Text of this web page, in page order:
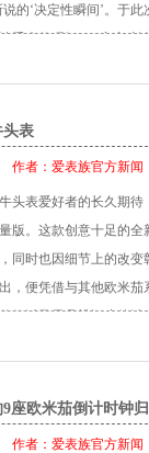
米茄展馆 欧米茄展馆
列主题活动，包括制
米茄成为史上首个被
作。与奥运会的不解
技术。如今在2014年
今在2014年索契冬奥
的‘决定性瞬间’。于
重来的瞬间。” 安东•
，就像音乐或香水一
动人心的事情。业余
多次看到过，印象十分
联系时，欧米茄全球
唯一的不同是，就计时
‘决定性瞬间’的时机
。 互动问答环节的最
谢欧米茄给予我这次合
头表
作者： 爱表族官方新闻
头表爱好者的长久期
版。这款创意十足的
同时也因细节上的改
，便凭借与其他欧米
值以及最具辨识度的
个计时按钮，其昵称“
座欧米茄倒计时钟
作者： 爱表族官方新闻